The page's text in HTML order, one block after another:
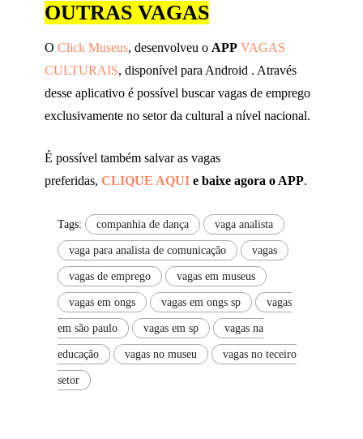
OUTRAS VAGAS
O Click Museus, desenvolveu o APP VAGAS
CULTURAIS, disponível para Android . Através
desse aplicativo é possível buscar vagas de emprego
exclusivamente no setor da cultural a nível nacional.
É possível também salvar as vagas
preferidas, CLIQUE AQUI e baixe agora o APP.
Tags: companhia de dança vaga analista
vaga para analista de comunicação vagas
vagas de emprego vagas em museus
vagas em ongs vagas em ongs sp vagas
em são paulo vagas em sp vagas na
educação vagas no museu vagas no teceiro
setor